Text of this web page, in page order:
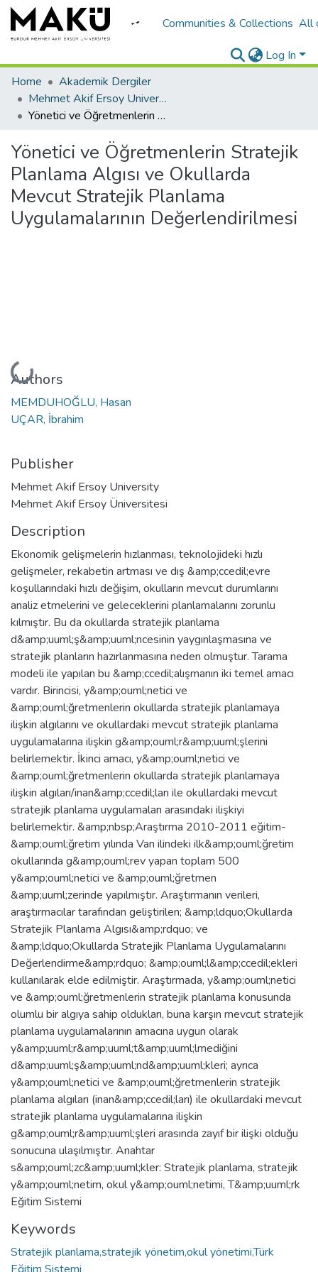
Communities & Collections All
Log In
Home
Akademik Dergiler
Mehmet Akif Ersoy University Journal of Education Faculty
Yönetici ve Öğretmenlerin Stratejik Planlama Algısı ve Okullarda Mevcut Stratejik Planlama Uygulamalarının Değerlendirilmesi
Yönetici ve Öğretmenlerin Stratejik
Planlama Algısı ve Okullarda
Mevcut Stratejik Planlama
Uygulamalarının Değerlendirilmesi
Loading...
Authors
MEMDUHOĞLU, Hasan
UÇAR, İbrahim
Publisher
Mehmet Akif Ersoy University
Mehmet Akif Ersoy Üniversitesi
Description
Ekonomik gelişmelerin hızlanması, teknolojideki hızlı
gelişmeler, rekabetin artması ve dış &amp;ccedil;evre
koşullarındaki hızlı değişim, okulların mevcut durumlarını
analiz etmelerini ve geleceklerini planlamalarını zorunlu
kılmıştır. Bu da okullarda stratejik planlama
d&amp;uuml;ş&amp;uuml;ncesinin yaygınlaşmasına ve
stratejik planların hazırlanmasına neden olmuştur. Tarama
modeli ile yapılan bu &amp;ccedil;alışmanın iki temel amacı
vardır. Birincisi, y&amp;ouml;netici ve
&amp;ouml;ğretmenlerin okullarda stratejik planlamaya
ilişkin algılarını ve okullardaki mevcut stratejik planlama
uygulamalarına ilişkin g&amp;ouml;r&amp;uuml;şlerini
belirlemektir. İkinci amacı, y&amp;ouml;netici ve
&amp;ouml;ğretmenlerin okullarda stratejik planlamaya
ilişkin algıları/inan&amp;ccedil;ları ile okullardaki mevcut
stratejik planlama uygulamaları arasındaki ilişkiyi
belirlemektir. &amp;nbsp;Araştırma 2010-2011 eğitim-
&amp;ouml;ğretim yılında Van ilindeki ilk&amp;ouml;ğretim
okullarında g&amp;ouml;rev yapan toplam 500
y&amp;ouml;netici ve &amp;ouml;ğretmen
&amp;uuml;zerinde yapılmıştır. Araştırmanın verileri,
araştırmacılar tarafından geliştirilen; &amp;ldquo;Okullarda
Stratejik Planlama Algısı&amp;rdquo; ve
&amp;ldquo;Okullarda Stratejik Planlama Uygulamalarını
Değerlendirme&amp;rdquo; &amp;ouml;l&amp;ccedil;ekleri
kullanılarak elde edilmiştir. Araştırmada, y&amp;ouml;netici
ve &amp;ouml;ğretmenlerin stratejik planlama konusunda
olumlu bir algıya sahip oldukları, buna karşın mevcut stratejik
planlama uygulamalarının amacına uygun olarak
y&amp;uuml;r&amp;uuml;t&amp;uuml;lmediğini
d&amp;uuml;ş&amp;uuml;nd&amp;uuml;kleri; ayrıca
y&amp;ouml;netici ve &amp;ouml;ğretmenlerin stratejik
planlama algıları (inan&amp;ccedil;ları) ile okullardaki mevcut
stratejik planlama uygulamalarına ilişkin
g&amp;ouml;r&amp;uuml;şleri arasında zayıf bir ilişki olduğu
sonucuna ulaşılmıştır. Anahtar
s&amp;ouml;zc&amp;uuml;kler: Stratejik planlama, stratejik
y&amp;ouml;netim, okul y&amp;ouml;netimi, T&amp;uuml;rk
Eğitim Sistemi
Keywords
Stratejik planlama,stratejik yönetim,okul yönetimi,Türk